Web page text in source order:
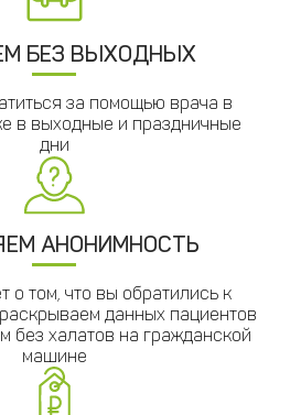
БЕЗ ВЫХОДНЫХ
за помощью врача в
в выходные и праздничные
дни
АНОНИМНОСТЬ
о том, что вы обратились к
данных пациентов
без халатов на гражданской
машине